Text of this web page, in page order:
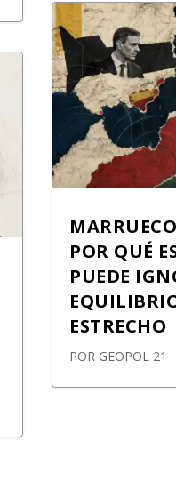
POR QUÉ
PUEDE
ESTRECHO
POR GEOPOL 21